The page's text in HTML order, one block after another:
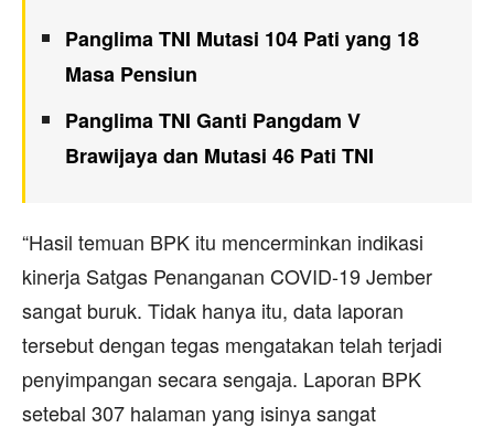
Panglima TNI Mutasi 104 Pati yang 18
Masa Pensiun
Panglima TNI Ganti Pangdam V
Brawijaya dan Mutasi 46 Pati TNI
“Hasil temuan BPK itu mencerminkan indikasi
kinerja Satgas Penanganan COVID-19 Jember
sangat buruk. Tidak hanya itu, data laporan
tersebut dengan tegas mengatakan telah terjadi
penyimpangan secara sengaja. Laporan BPK
setebal 307 halaman yang isinya sangat